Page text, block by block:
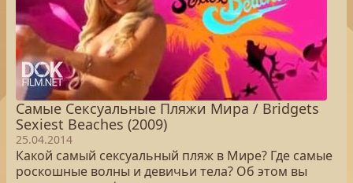
Самые Сексуальные Пляжи Мира / Bridgets
Sexiest Beaches (2009)
25.04.2014
Какой самый сексуальный пляж в Мире? Где самые
роскошные волны и девичьи тела? Об этом вы